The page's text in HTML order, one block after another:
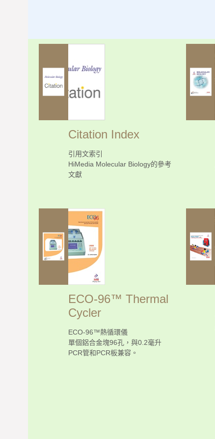
Citation Index
引用文索引
HiMedia Molecular Biology的參考
文獻
ECO-96™ Thermal
Cycler
ECO-96™熱循環儀
單個鋁合金塊96孔，與0.2毫升
PCR管和PCR板兼容。